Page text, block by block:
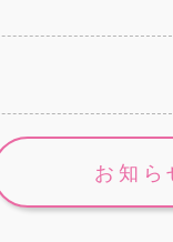
お知ら